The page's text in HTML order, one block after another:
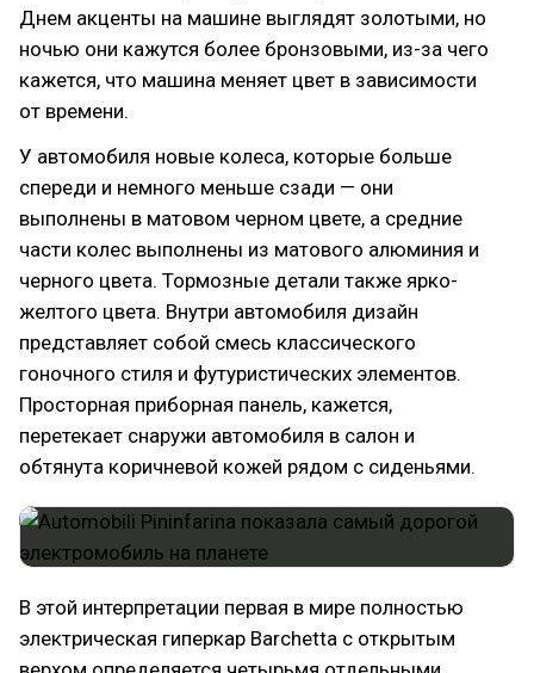
Днем акценты на машине выглядят золотыми, но
ночью они кажутся более бронзовыми, из-за чего
кажется, что машина меняет цвет в зависимости
от времени.
У автомобиля новые колеса, которые больше
спереди и немного меньше сзади — они
выполнены в матовом черном цвете, а средние
части колес выполнены из матового алюминия и
черного цвета. Тормозные детали также ярко-
желтого цвета. Внутри автомобиля дизайн
представляет собой смесь классического
гоночного стиля и футуристических элементов.
Просторная приборная панель, кажется,
перетекает снаружи автомобиля в салон и
обтянута коричневой кожей рядом с сиденьями.
В этой интерпретации первая в мире полностью
электрическая гиперкар Barchetta с открытым